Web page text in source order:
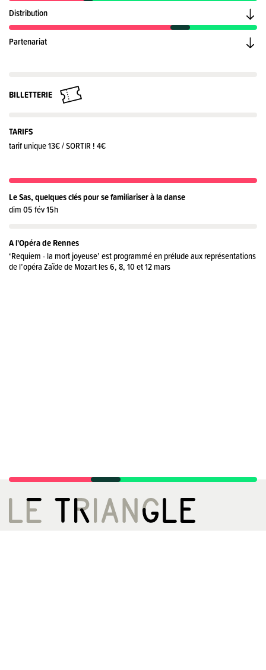
Distribution
Partenariat
BILLETTERIE
TARIFS
tarif unique 13€ / SORTIR ! 4€
Le Sas, quelques clés pour se familiariser à la danse
dim 05 fév 15h
A l'Opéra de Rennes
‘Requiem - la mort joyeuse’ est programmé en prélude aux représentations
de l’opéra Zaïde de Mozart les 6, 8, 10 et 12 mars